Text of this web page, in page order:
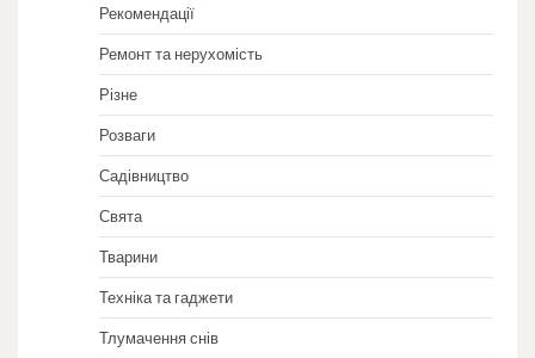
Рекомендації
Ремонт та нерухомість
Різне
Розваги
Садівництво
Свята
Тварини
Техніка та гаджети
Тлумачення снів